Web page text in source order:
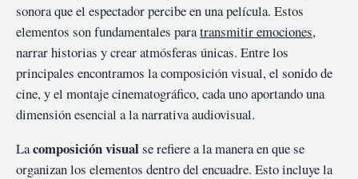
sonora que el espectador percibe en una película. Estos
elementos son fundamentales paratransmitir emociones,
narrar historias y crear atmósferas únicas. Entre los
principales encontramos la composición visual, el sonido de
cine, y el montaje cinematográfico, cada uno aportando una
dimensión esencial a la narrativa audiovisual.
Lacomposición visualse refiere a la manera en que se
organizan los elementos dentro del encuadre. Esto incluye la